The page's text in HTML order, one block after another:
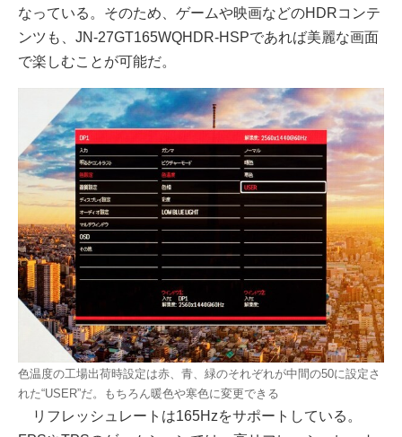
なっている。そのため、ゲームや映画などのHDRコンテ
ンツも、JN-27GT165WQHDR-HSPであれば美麗な画面
で楽しむことが可能だ。
色温度の工場出荷時設定は赤、青、緑のそれぞれが中間の50に設定さ
れた“USER”だ。もちろん暖色や寒色に変更できる
リフレッシュレートは165Hzをサポートしている。